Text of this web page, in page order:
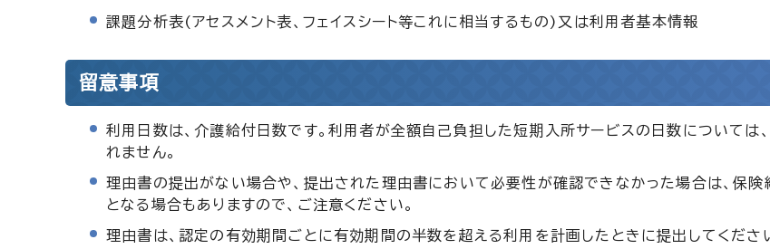
課題分析表(アセスメント表、フェイスシート等これに相当するもの)又は利用者基本情報
留意事項
利用日数は、介護給付日数です。利用者が全額自己負担した短期入所サービスの日数については
れません。
理由書の提出がない場合や、提出された理由書において必要性が確認できなかった場合は、保険
となる場合もありますので、ご注意ください。
理由書は、認定の有効期間ごとに有効期間の半数を超える利用を計画したときに提出してくださ